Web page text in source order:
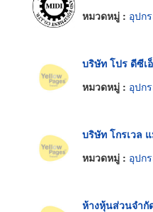
หมวดหมู่ : อุปกร
บริษัท โปร ดีซีเ
หมวดหมู่ : อุปกร
บริษัท โกรเวล
หมวดหมู่ : อุปกร
ห้างหุ้นส่วนจำกั